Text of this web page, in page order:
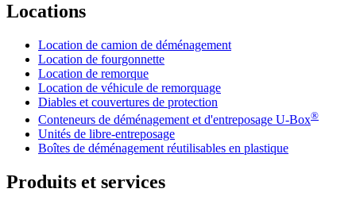
Locations
Location de camion de déménagement
Location de fourgonnette
Location de remorque
Location de véhicule de remorquage
Diables et couvertures de protection
Conteneurs de déménagement et d'entreposage U-Box®
Unités de libre-entreposage
Boîtes de déménagement réutilisables en plastique
Produits et services